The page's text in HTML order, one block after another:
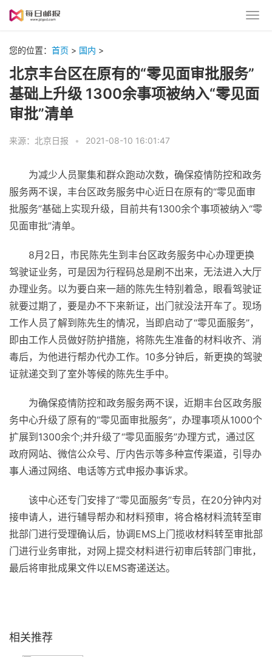
您的位置： 首页 > 国内 >
北京丰台区在原有的“零见面审批服务”
基础上升级 1300余事项被纳入“零见面
审批”清单
来源：北京日报 • 2021-08-10 16:01:47
为减少人员聚集和群众跑动次数，确保疫情防控和政务
服务两不误，丰台区政务服务中心近 日在原有的“零见面审
批服务”基础上实现升级，目前共有1300余个事项被纳入“零
见面审批”清单。
8月2日，市民陈先生到丰台区政务服务中心办理更换
驾驶证业务，可是因为行程码总是刷不出来，无法进入大厅
办理业务。以为要白来一趟的陈先生特别着急，眼看驾驶证
就要过期了，要是办不下来新证，出门就没法开车了。现场
工作人员了解到陈先生的情况，当即启动了“零见面服务”，
即由工作人员做好防护措施，将陈先生准备的材料收齐、消
毒后，为他进行帮办代办工作。10多分钟后，新更换的驾驶
证就递交到了室外等候的陈先生手中。
为确保疫情防控和政务服务两不误， 近期丰台区政务服
务中心升级了原有的“零见面审批服务”，办理事项从1000个
扩展到1300余个;并升级了“零见面服务”办理方式，通过区
政府网站、 微信公众号、厅内告示等多种宣传渠道，引导办
事人通过网络、电话等方式申报办事诉求。
该中心还专门安排了“零见面服务”专员，在20分钟内对
接申请人，进行辅导帮办和材料预审，将合格材料流转至审
批部门进行受理确认后，协调EMS上门揽收材料转至审批部
门进行业务审批，对网上提交材料进行初审后转部门审批，
最后将审批成果文件以EMS寄递送达。
相关推荐